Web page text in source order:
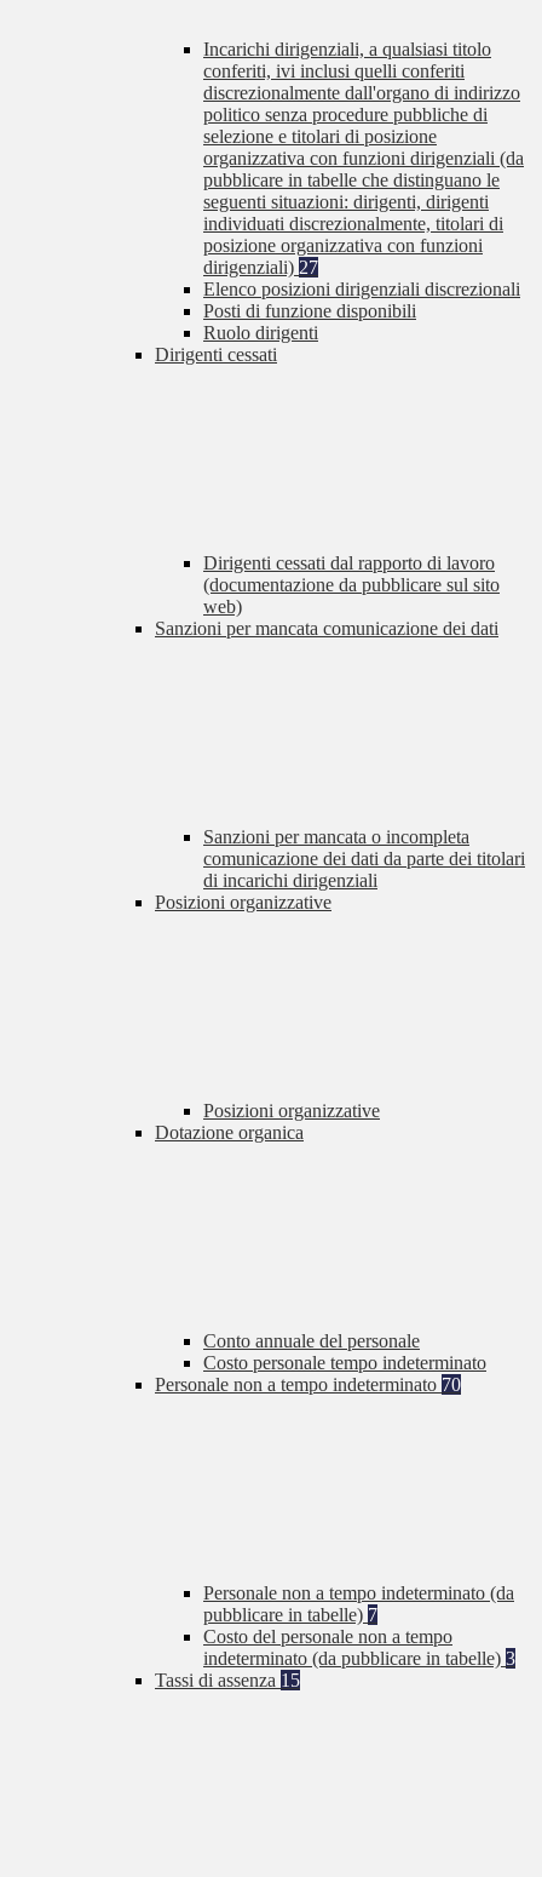
Incarichi dirigenziali, a qualsiasi titolo
conferiti, ivi inclusi quelli conferiti
discrezionalmente dall'organo di indirizzo
politico senza procedure pubbliche di
selezione e titolari di posizione
organizzativa con funzioni dirigenziali (da
pubblicare in tabelle che distinguano le
seguenti situazioni: dirigenti, dirigenti
individuati discrezionalmente, titolari di
posizione organizzativa con funzioni
dirigenziali) 27
Elenco posizioni dirigenziali discrezionali
Posti di funzione disponibili
Ruolo dirigenti
Dirigenti cessati
Dirigenti cessati dal rapporto di lavoro
(documentazione da pubblicare sul sito
web)
Sanzioni per mancata comunicazione dei dati
Sanzioni per mancata o incompleta
comunicazione dei dati da parte dei titolari
di incarichi dirigenziali
Posizioni organizzative
Posizioni organizzative
Dotazione organica
Conto annuale del personale
Costo personale tempo indeterminato
Personale non a tempo indeterminato 70
Personale non a tempo indeterminato (da
pubblicare in tabelle) 7
Costo del personale non a tempo
indeterminato (da pubblicare in tabelle) 3
Tassi di assenza 15